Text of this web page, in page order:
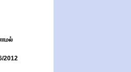
2012